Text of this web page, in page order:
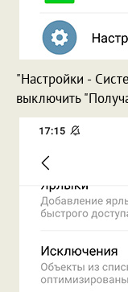
"Настройки -
выключить